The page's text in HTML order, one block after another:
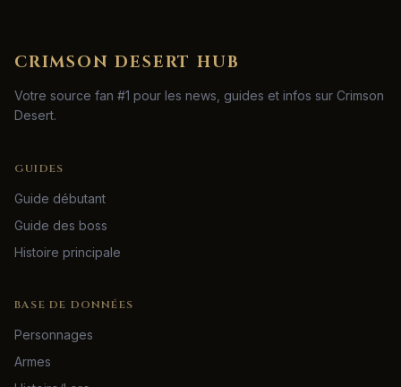
CRIMSON DESERT HUB
Votre source fan #1 pour les news, guides et infos sur Crimson
Desert.
GUIDES
Guide débutant
Guide des boss
Histoire principale
BASE DE DONNÉES
Personnages
Armes